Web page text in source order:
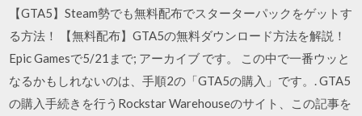
【GTA5】Steam勢でも無料配布でスターターパックをゲットす
る方法！ 【無料配布】GTA5の無料ダウンロード方法を解説！
Epic Gamesで5/21まで; アーカイブ です。 この中で一番ウッと
なるかもしれないのは、手順2の「GTA5の購入」です。. GTA5
の購入手続きを行うRockstar Warehouseのサイト、この記事を